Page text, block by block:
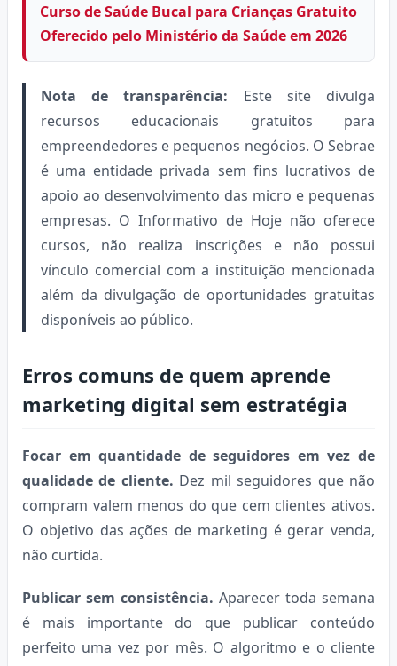
Curso de Saúde Bucal para Crianças Gratuito
Oferecido pelo Ministério da Saúde em 2026
Nota de transparência: Este site divulga
recursos educacionais gratuitos para
empreendedores e pequenos negócios. O Sebrae
é uma entidade privada sem fins lucrativos de
apoio ao desenvolvimento das micro e pequenas
empresas. O Informativo de Hoje não oferece
cursos, não realiza inscrições e não possui
vínculo comercial com a instituição mencionada
além da divulgação de oportunidades gratuitas
disponíveis ao público.
Erros comuns de quem aprende
marketing digital sem estratégia
Focar em quantidade de seguidores em vez de
qualidade de cliente. Dez mil seguidores que não
compram valem menos do que cem clientes ativos.
O objetivo das ações de marketing é gerar venda,
não curtida.
Publicar sem consistência. Aparecer toda semana
é mais importante do que publicar conteúdo
perfeito uma vez por mês. O algoritmo e o cliente